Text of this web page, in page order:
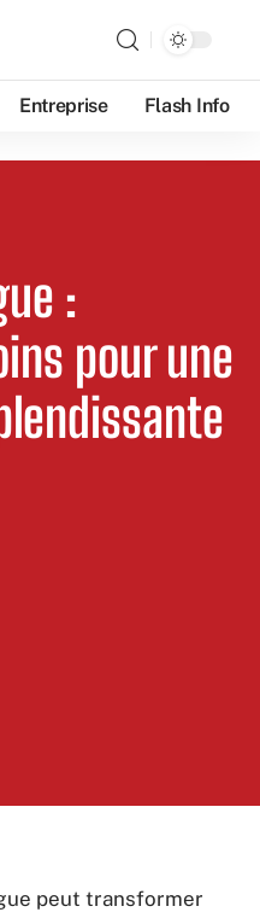
Entreprise Flash Info
:
pour une
peut transformer